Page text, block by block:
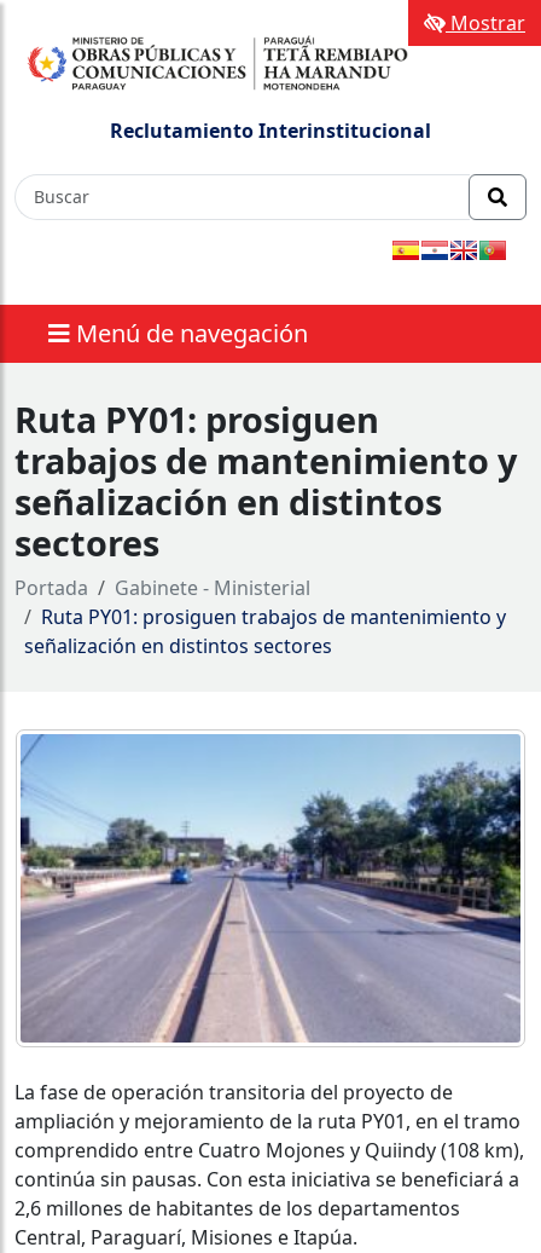
Reclutamiento Interinstitucional
Menú de navegación
Mostrar
Ruta PY01: prosiguen
trabajos de mantenimiento y
señalización en distintos
sectores
Portada
Gabinete - Ministerial
Ruta PY01: prosiguen trabajos de mantenimiento y
señalización en distintos sectores
La fase de operación transitoria del proyecto de
ampliación y mejoramiento de la ruta PY01, en el tramo
comprendido entre Cuatro Mojones y Quiindy (108 km),
continúa sin pausas. Con esta iniciativa se beneficiará a
2,6 millones de habitantes de los departamentos
Central, Paraguarí, Misiones e Itapúa.